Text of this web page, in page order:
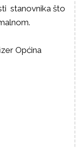
stanovnika što
Općina